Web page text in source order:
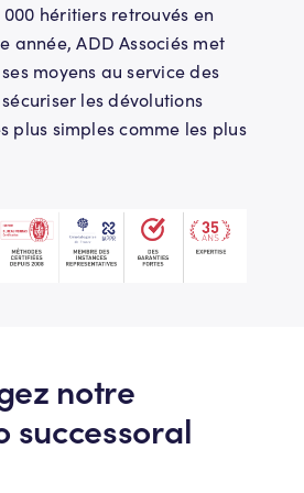
héritiers retrouvés en
année, ADD Associés met
moyens au service des
les dévolutions
plus simples comme les plus
notre
successoral